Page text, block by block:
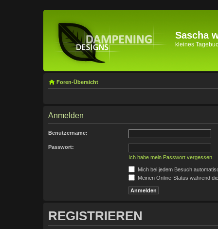
Sascha
kleines
Foren-Übersicht
Anmelden
Benutzername:
Passwort:
Ich habe mein Passwort vergessen
Mich bei jedem Besuch
Meinen Online-Status während
REGISTRIEREN